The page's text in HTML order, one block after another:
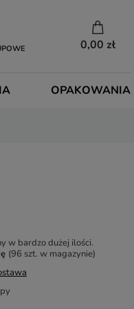
0,00 zł
OPAKOWANIA
w bardzo dużej ilości
(96 szt. w magazynie)